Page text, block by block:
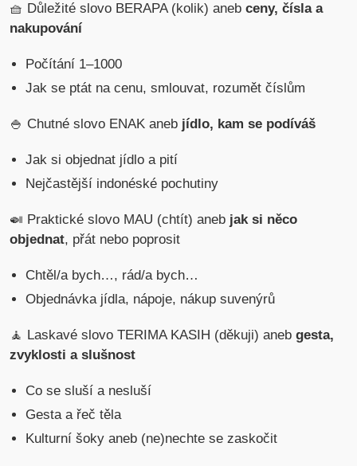
🧺 Důležité slovo BERAPA (kolik) anebceny, čísla a
nakupování
Počítání 1–1000
Jak se ptát na cenu, smlouvat, rozumět číslům
🍚 Chutné slovo ENAK aneb jídlo, kam se podíváš
Jak si objednat jídlo a pití
Nejčastější indonéské pochutiny
🍛 Praktické slovo MAU (chtít) aneb jak si něco
objednat, přát nebo poprosit
Chtěl/a bych…, rád/a bych…
Objednávka jídla, nápoje, nákup suvenýrů
🧘 Laskavé slovo TERIMA KASIH (děkuji) anebgesta,
zvyklosti a slušnost
Co se sluší a nesluší
Gesta a řeč těla
Kulturní šoky aneb (ne)nechte se zaskočit